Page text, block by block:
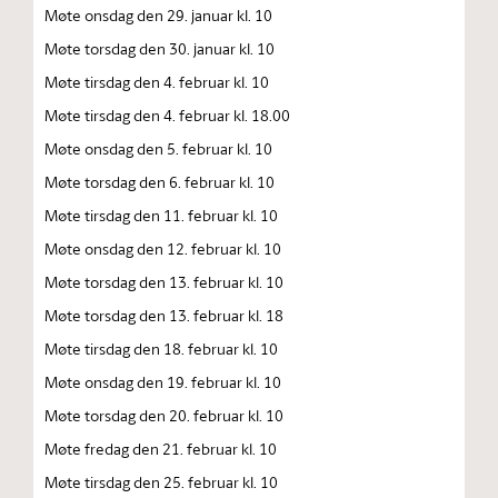
Møte onsdag den 29. januar kl. 10
Møte torsdag den 30. januar kl. 10
Møte tirsdag den 4. februar kl. 10
Møte tirsdag den 4. februar kl. 18.00
Møte onsdag den 5. februar kl. 10
Møte torsdag den 6. februar kl. 10
Møte tirsdag den 11. februar kl. 10
Møte onsdag den 12. februar kl. 10
Møte torsdag den 13. februar kl. 10
Møte torsdag den 13. februar kl. 18
Møte tirsdag den 18. februar kl. 10
Møte onsdag den 19. februar kl. 10
Møte torsdag den 20. februar kl. 10
Møte fredag den 21. februar kl. 10
Møte tirsdag den 25. februar kl. 10